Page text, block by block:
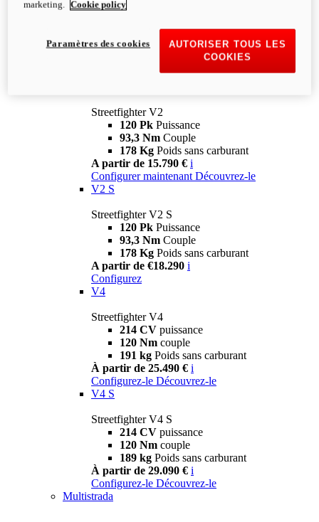
Streetfighter V2
120 Pk Puissance
93,3 Nm Couple
178 Kg Poids sans carburant
A partir de 15.790 € i
Configurer maintenant Découvrez-le
V2 S
Streetfighter V2 S
120 Pk Puissance
93,3 Nm Couple
178 Kg Poids sans carburant
A partir de €18.290 i
Configurez
V4
Streetfighter V4
214 CV puissance
120 Nm couple
191 kg Poids sans carburant
À partir de 25.490 € i
Configurez-le Découvrez-le
V4 S
Streetfighter V4 S
214 CV puissance
120 Nm couple
189 kg Poids sans carburant
À partir de 29.090 € i
Configurez-le Découvrez-le
Multistrada
marketing.
Cookie policy
AUTORISER TOUS LES
COOKIES
Paramètres des cookies